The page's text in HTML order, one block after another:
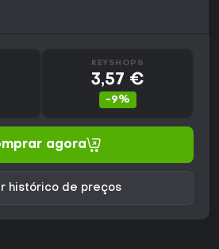
KEYSHOPS
3,57 €
-9%
agora
histórico de preços